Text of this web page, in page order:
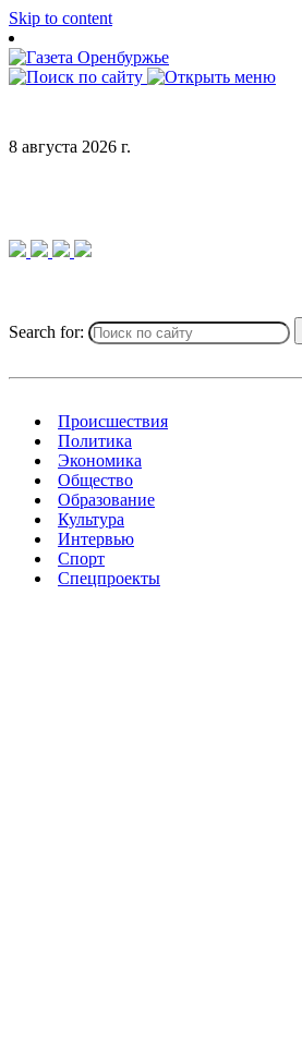
Skip to content
8 августа 2026 г.
Search for:
Происшествия
Политика
Экономика
Общество
Образование
Культура
Интервью
Спорт
Спецпроекты